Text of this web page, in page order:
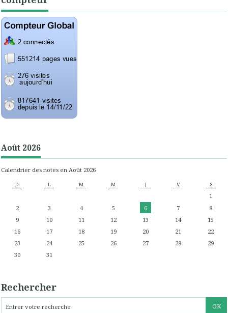
Août 2026
Calendrier des notes en Août 2026
D L M M J V S
1
2
3 4 5 6 7
8
9
10 11 12 13 14
15
16
17 18 19 20 21
22
23
24 25 26 27 28
29
30
31
Rechercher